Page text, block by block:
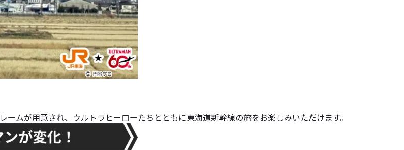
ムが用意され、ウルトラヒーローたちとともに東海道新幹線の旅をお楽しみいただけます。